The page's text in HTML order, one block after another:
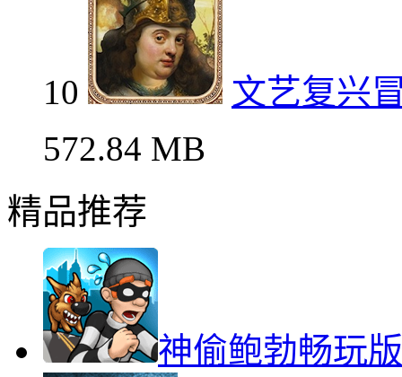
10
文艺复兴
572.84 MB
精品推荐
神偷鲍勃畅玩